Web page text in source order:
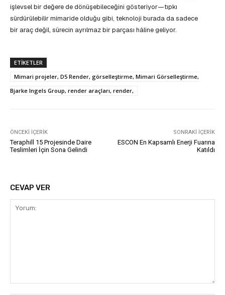
işlevsel bir değere de dönüşebileceğini gösteriyor—tıpkı
sürdürülebilir mimaride olduğu gibi, teknoloji burada da sadece
bir araç değil, sürecin ayrılmaz bir parçası hâline geliyor.
ETIKETLER
Mimari projeler, D5 Render, görselleştirme, Mimari Görselleştirme,
Bjarke Ingels Group, render araçları, render,
ÖNCEKI İÇERIK
Teraphill 15 Projesinde Daire
Teslimleri İçin Sona Gelindi
SONRAKI İÇERIK
ESCON En Kapsamlı Enerji Fuarına
Katıldı
CEVAP VER